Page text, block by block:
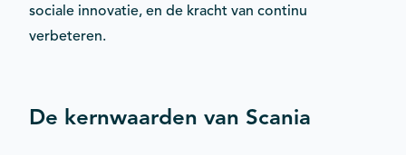
sociale innovatie, en de kracht van continu
verbeteren.
De kernwaarden van Scania